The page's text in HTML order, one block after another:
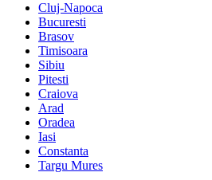
Cluj-Napoca
Bucuresti
Brasov
Timisoara
Sibiu
Pitesti
Craiova
Arad
Oradea
Iasi
Constanta
Targu Mures